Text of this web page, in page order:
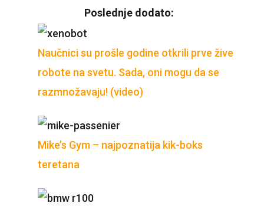
Poslednje dodato:
Naučnici su prošle godine otkrili prve žive
robote na svetu. Sada, oni mogu da se
razmnožavaju! (video)
Mike’s Gym – najpoznatija kik-boks
teretana